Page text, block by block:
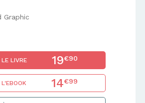
Graphic
LIVRE 19€90
14€99